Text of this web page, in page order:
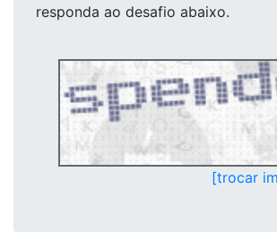
responda ao desafio abaixo.
[trocar